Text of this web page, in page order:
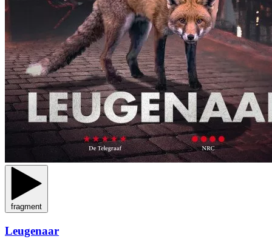
fragment
Leugenaar